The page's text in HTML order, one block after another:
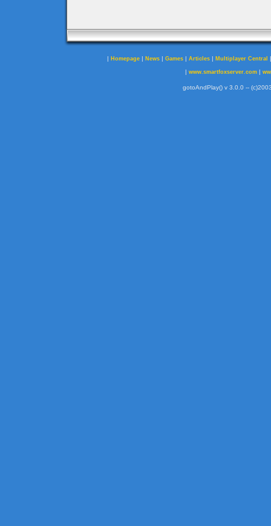
| Homepage | News | Games | Articles | Multiplayer Central
| www.smartfoxserver.com|
gotoAndPlay() v 3.0.0 --